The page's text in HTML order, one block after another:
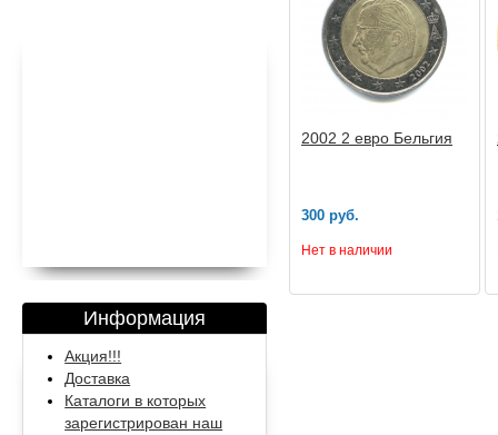
Информация
Акция!!!
Доставка
Каталоги в которых
зарегистрирован наш
2002 2 евро Бельгия
300 руб.
Нет в наличии